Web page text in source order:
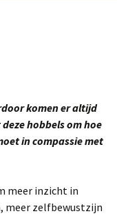
komen er altijd
hobbels om hoe
in compassie met
meer inzicht in
meer zelfbewustzijn